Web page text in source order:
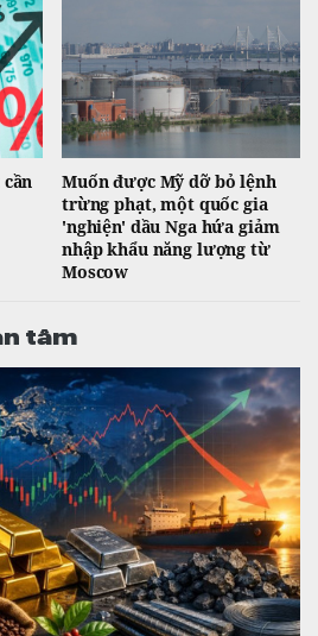
Muốn được Mỹ dỡ bỏ lệnh
trừng phạt, một quốc gia
'nghiện' dầu Nga hứa giảm
nhập khẩu năng lượng từ
Moscow
tâm